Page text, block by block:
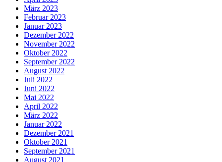
März 2023
Februar 2023
Januar 2023
Dezember 2022
November 2022
Oktober 2022
September 2022
August 2022
Juli 2022
Juni 2022
Mai 2022
April 2022
März 2022
Januar 2022
Dezember 2021
Oktober 2021
September 2021
August 2021